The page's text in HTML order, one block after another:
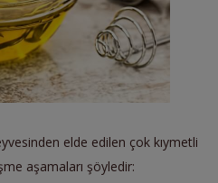
elde edilen çok kıymetli
aşamaları şöyledir: